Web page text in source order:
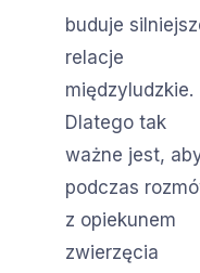
buduje
relacje
międzyludzkie.
Dlatego tak
ważne jest,
podczas
z opiekunem
zwierzęcia